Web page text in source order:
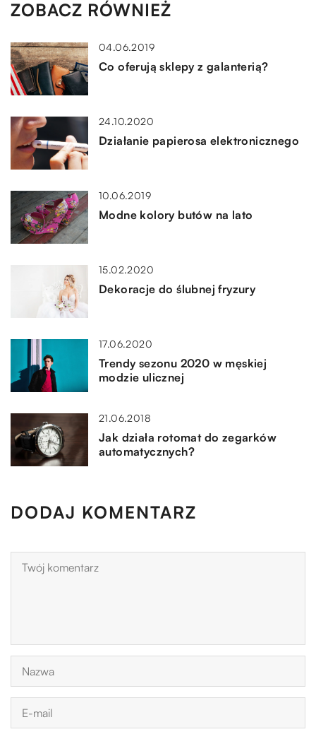
ZOBACZ RÓWNIEŻ
04.06.2019
Co oferują sklepy z galanterią?
24.10.2020
Działanie papierosa elektronicznego
10.06.2019
Modne kolory butów na lato
15.02.2020
Dekoracje do ślubnej fryzury
17.06.2020
Trendy sezonu 2020 w męskiej
modzie ulicznej
21.06.2018
Jak działa rotomat do zegarków
automatycznych?
DODAJ KOMENTARZ